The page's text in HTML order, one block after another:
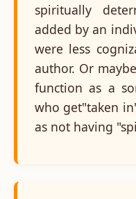
spiritually
added by an
were less
author. Or
function as a
who get"taken
as not having